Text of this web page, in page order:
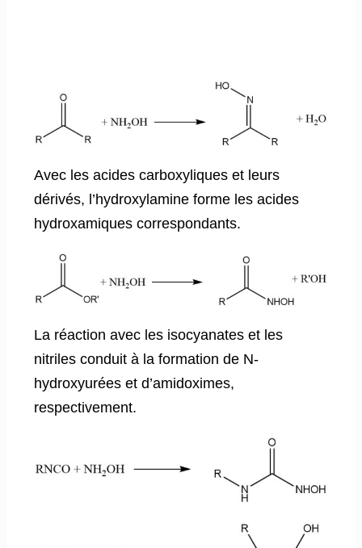
Avec les acides carboxyliques et leurs
dérivés, l’hydroxylamine forme les acides
hydroxamiques correspondants.
La réaction avec les isocyanates et les
nitriles conduit à la formation de N-
hydroxyurées et d’amidoximes,
respectivement.